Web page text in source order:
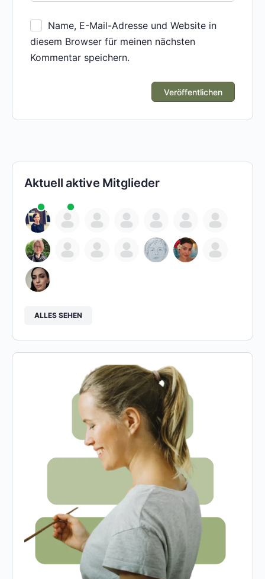
Name, E-Mail-Adresse und Website in
diesem Browser für meinen nächsten
Kommentar speichern.
Aktuell aktive Mitglieder
ALLES SEHEN